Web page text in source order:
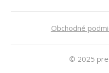
Obchodné
© 2025